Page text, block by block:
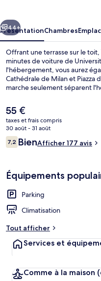
Suivant
44+
PrésentationChambres
Offrant une terrasse sur le
minutes de voiture de
l'hébergement, vous aurez
Cathédrale de Milan et Piazza
marche seulement séparent
quelques foulées et Arrêt de
à 3 min à pied.
Le
prix
actuel
est
de
55 €
taxes et frais compris
30 août - 31 août
Avis
voyageurs
7,27,2 sur 10
BienAfficher 177 avis
Équipements
Parking
Climatisation
Tout afficher
Services et
Comme à la maison